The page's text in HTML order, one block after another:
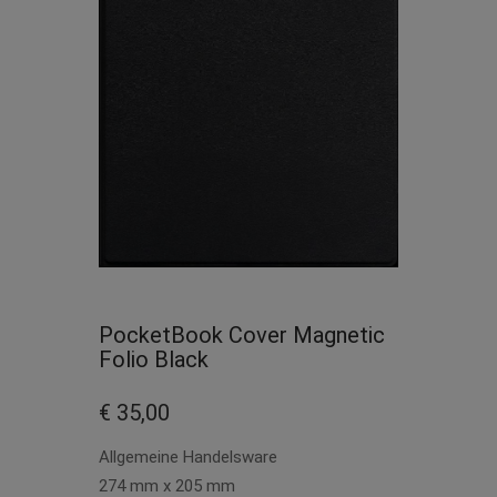
PocketBook Cover Magnetic
Folio Black
€ 35,00
Allgemeine Handelsware
274 mm x 205 mm